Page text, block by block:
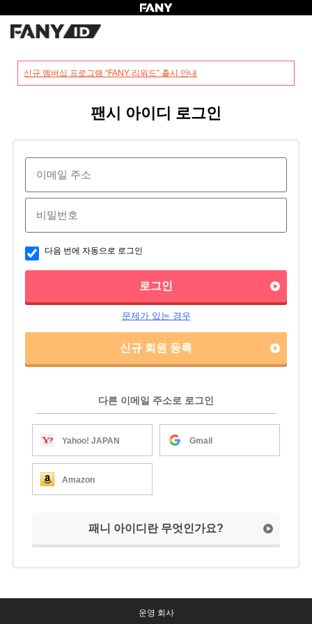
신규 멤버십 프로그램 “FANY 리워드” 출시 안내
팬시 아이디 로그인
다음 번에 자동으로 로그인
로그인
문제가 있는 경우
신규 회원 등록
다른 이메일 주소로 로그인
Yahoo! JAPAN Gmail
Amazon
패니 아이디란 무엇인가요?
운영 회사